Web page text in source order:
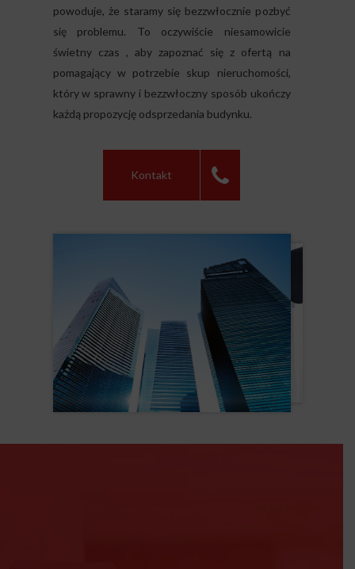
powoduje, że staramy się bezzwłocznie pozbyć
się problemu. To oczywiście niesamowicie
świetny czas , aby zapoznać się z ofertą na
pomagający w potrzebie skup nieruchomości,
który w sprawny i bezzwłoczny sposób ukończy
każdą propozycję odsprzedania budynku.
Kontakt